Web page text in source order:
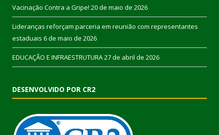
Vacinação Contra a Gripe! 20 de maio de 2026
Lideranças reforçam parceria em reunião com representantes
estaduais 6 de maio de 2026
EDUCAÇÃO E INFRAESTRUTURA27 de abril de 2026
DESENVOLVIDO POR CR2